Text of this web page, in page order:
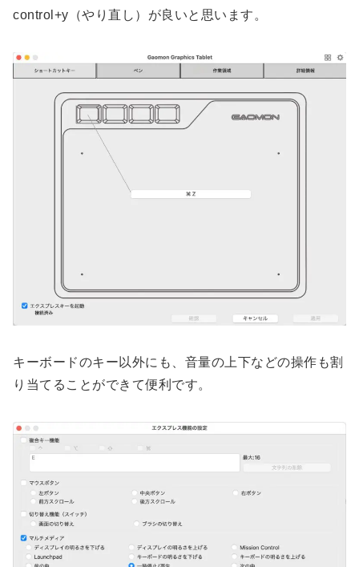
control+y（やり直し）が良いと思います。
キーボードのキー以外にも、音量の上下などの操作も割
り当てることができて便利です。